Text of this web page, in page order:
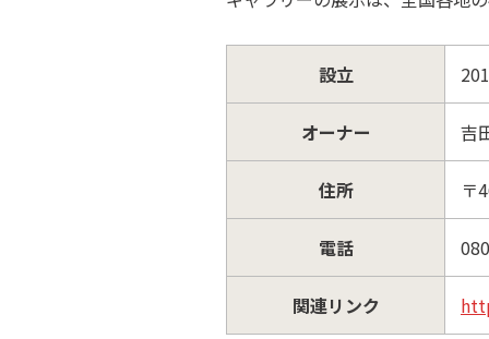
設立
オーナー 吉
住所 〒
電話
関連リンク